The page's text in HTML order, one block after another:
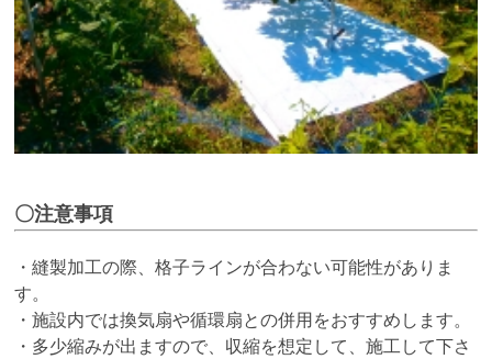
〇注意事項
・縫製加工の際、格子ラインが合わない可能性がありま
す。
・施設内では換気扇や循環扇との併用をおすすめします。
・多少縮みが出ますので、収縮を想定して、施工して下さ